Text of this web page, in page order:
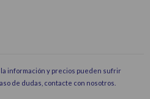
información y precios pueden sufrir
de dudas, contacte con nosotros.